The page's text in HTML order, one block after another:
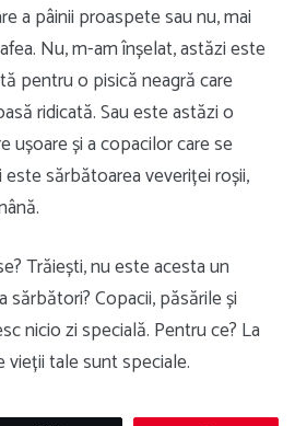
a pâinii proaspete sau nu, mai
Nu, m-am înșelat, astăzi este
pentru o pisică neagră care
ridicată. Sau este astăzi o
ușoare și a copacilor care se
sărbătoarea veveriței roșii,
Trăiești, nu este acesta un
Copacii, păsările și
nicio zi specială. Pentru ce? La
tale sunt speciale.